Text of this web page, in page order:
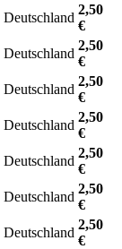
Deutschland
2,50
€
Deutschland
2,50
€
Deutschland
2,50
€
Deutschland
2,50
€
Deutschland
2,50
€
Deutschland
2,50
€
Deutschland
2,50
€